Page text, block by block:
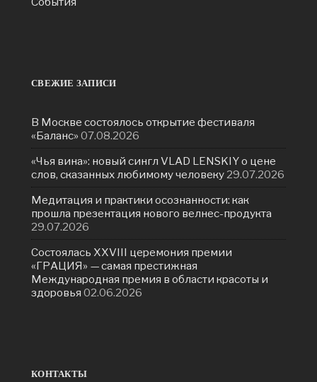
СВЕЖИЕ ЗАПИСИ
В Москве состоялось открытие фестиваля
«Баланс» 07.08.2026
«Чья вина»: новый сингл VLAD LENSKIY о цене
слов, сказанных любимому человеку29.07.2026
Медитация и практики осознанности: как
прошла презентация нового велнес-продукта
29.07.2026
Состоялась ХXVIII церемония премии
«ГРАЦИЯ» — самая престижная
Международная премия в области красоты и
здоровья 02.06.2026
КОНТАКТЫ